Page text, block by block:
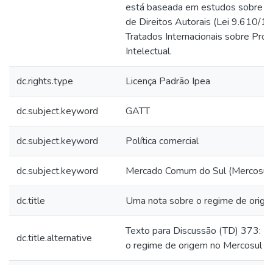
está baseada em estudos sobre a
de Direitos Autorais (Lei 9.610/
Tratados Internacionais sobre
Intelectual.
dc.rights.type Licença Padrão Ipea
dc.subject.keyword GATT
dc.subject.keyword Política comercial
dc.subject.keyword Mercado Comum do Sul (Mercosul)
dc.title Uma nota sobre o regime de
dc.title.alternative
Texto para Discussão (TD) 373:
o regime de origem no Mercosul